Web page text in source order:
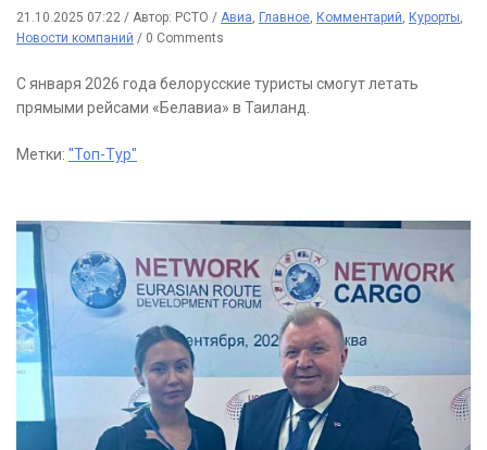
21.10.2025 07:22 / Автор: РСТО / Авиа, Главное, Комментарий, Курорты,
Новости компаний / 0 Comments
С января 2026 года белорусские туристы смогут летать
прямыми рейсами «Белавиа» в Таиланд.
Метки: "Топ-Тур"